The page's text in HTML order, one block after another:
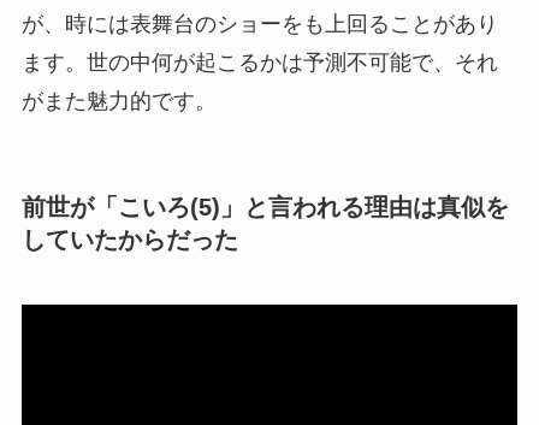
が、時には表舞台のショーをも上回ることがあり
ます。世の中何が起こるかは予測不可能で、それ
がまた魅力的です。
前世が「こいろ(5)」と言われる理由は真似を
していたからだった